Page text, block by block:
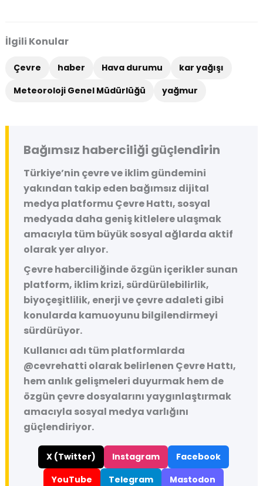
İlgili Konular
Çevre haber Hava durumu
kar yağışı
Meteoroloji Genel Müdürlüğü
yağmur
Bağımsız haberciliği güçlendirin
Türkiye’nin çevre ve iklim gündemini
yakından takip eden bağımsız dijital
medya platformu Çevre Hattı, sosyal
medyada daha geniş kitlelere ulaşmak
amacıyla tüm büyük sosyal ağlarda aktif
olarak yer alıyor.
Çevre haberciliğinde özgün içerikler sunan
platform, iklim krizi, sürdürülebilirlik,
biyoçeşitlilik, enerji ve çevre adaleti gibi
konularda kamuoyunu bilgilendirmeyi
sürdürüyor.
Kullanıcı adı tüm platformlarda
@cevrehatti olarak belirlenen Çevre Hattı,
hem anlık gelişmeleri duyurmak hem de
özgün çevre dosyalarını yaygınlaştırmak
amacıyla sosyal medya varlığını
güçlendiriyor.
X (Twitter) Instagram
Facebook
YouTube
Telegram
Mastodon